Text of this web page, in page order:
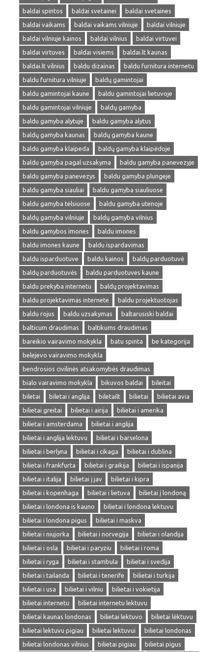
baldai spintos
baldai svetainei
baldai svetaines
baldai vaikams
baldai vaikams vilniuje
baldai vilniuje
baldai vilniuje kainos
baldai vilnius
baldai virtuvei
baldai virtuves
baldai visiems
baldai.lt kaunas
baldai.lt vilnius
baldu dizainas
baldu furnitura internetu
baldu furnitura vilniuje
baldų gamintojai
baldu gamintojai kaune
baldu gamintojai lietuvoje
baldu gamintojai vilniuje
baldų gamyba
baldu gamyba alytuje
baldu gamyba alytus
baldų gamyba kaunas
baldų gamyba kaune
baldu gamyba klaipeda
baldų gamyba klaipėdoje
baldu gamyba pagal uzsakyma
baldu gamyba panevezyje
baldu gamyba panevezys
baldu gamyba plungeje
baldu gamyba siauliai
baldu gamyba siauliuose
baldu gamyba telsiuose
baldu gamyba utenoje
baldų gamyba vilniuje
baldų gamyba vilnius
baldu gamybos imones
baldu imones
baldu imones kaune
baldu ispardavimas
baldu isparduotuve
baldu kainos
baldų parduotuvė
baldų parduotuvės
baldu parduotuves kaune
baldu prekyba internetu
baldų projektavimas
baldu projektavimas internete
baldu projektuotojas
baldu rojus
baldu uzsakymas
baltarusiski baldai
balticum draudimas
baltikums draudimas
bareikio vairavimo mokykla
batu spinta
be kategorija
belejevo vairavimo mokykla
bendrosios civilinės atsakomybės draudimas
bialo vairavimo mokykla
bikuvos baldai
bileitai
biletai
biletai i anglija biletailt bilietai
bilietai avia
bilietai greitai
bilietai i airija
bilietai i amerika
bilietai i amsterdama
bilietai i anglija
bilietai i anglija lektuvu
bilietai i barselona
bilietai i berlyna
bilietai i cikaga
bilietai i dublina
bilietai i frankfurta
bilietai i graikija
bilietai i ispanija
bilietai i italija
bilietai į jav
bilietai i kipra
bilietai i kopenhaga
bilietai i lietuva
bilietai į londoną
bilietai i londona is kauno
bilietai i londona lektuvu
bilietai i londona pigus
bilietai i maskva
bilietai i niujorka
bilietai i norvegija
bilietai i olandija
bilietai i osla
bilietai i paryziu
bilietai i roma
bilietai i ryga
bilietai i stambula
bilietai i svedija
bilietai i tailanda
bilietai i tenerife
bilietai i turkija
bilietai i usa
bilietai i vilniu
bilietai i vokietija
bilietai internetu
bilietai internetu lektuvu
bilietai kaunas londonas
bilietai lektuvo
bilietai lėktuvu
bilietai lektuvu pigiau
bilietai lektuvui
bilietai londonas
bilietai londonas vilnius
bilietai pigiau
bilietai pigus